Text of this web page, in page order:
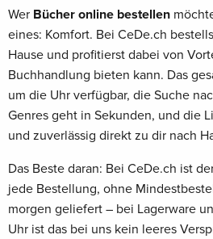
Wer Bücher online bestellen
eines: Komfort. Bei CeDe.ch
Hause und profitierst dabei von
Buchhandlung bieten kann. Das
um die Uhr verfügbar, die Suche
Genres geht in Sekunden, und die
und zuverlässig direkt zu dir nach
Das Beste daran: Bei CeDe.ch ist
jede Bestellung, ohne
morgen geliefert – bei Lagerware
Uhr ist das bei uns kein leeres